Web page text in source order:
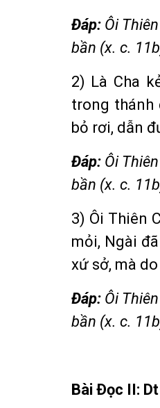
Ðáp:Ôi
bần (x. c.
2) Là Cha
trong thánh
bỏ rơi, dẫn
Ðáp:Ôi
bần (x. c.
3) Ôi Thiên
mỏi, Ngài
xứ sở, mà
Ðáp:Ôi
bần (x. c.
Bài Ðọc II: